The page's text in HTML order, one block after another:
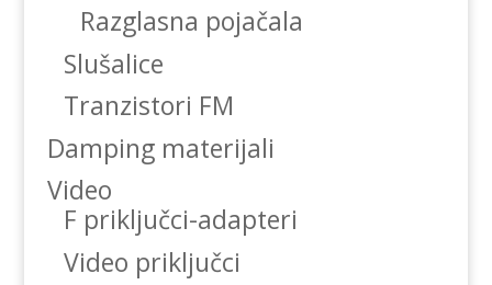
Razglasna pojačala
Slušalice
Tranzistori FM
Damping materijali
Video
F priključci-adapteri
Video priključci